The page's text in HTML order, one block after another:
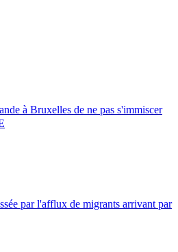
à Bruxelles de ne pas s'immiscer
par l'afflux de migrants arrivant par